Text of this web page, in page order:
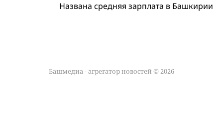
Названа средняя зарплата в Башкирии
Башмедиа - агрегатор новостей © 2026